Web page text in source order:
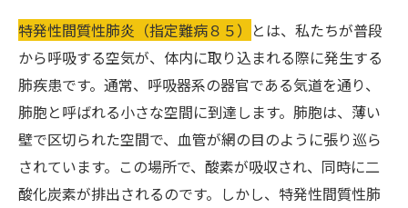
特発性間質性肺炎（指定難病８５） とは、私たちが普段
から呼吸する空気が、体内に取り込まれる際に発生する
肺疾患です。通常、呼吸器系の器官である気道を通り、
肺胞と呼ばれる小さな空間に到達します。肺胞は、薄い
壁で区切られた空間で、血管が網の目のように張り巡ら
されています。この場所で、酸素が吸収され、同時に二
酸化炭素が排出されるのです。しかし、特発性間質性肺